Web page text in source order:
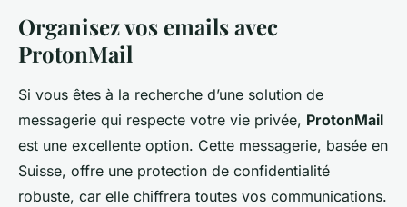
Organisez vos emails avec
ProtonMail
Si vous êtes à la recherche d’une solution de
messagerie qui respecte votre vie privée, ProtonMail
est une excellente option. Cette messagerie, basée en
Suisse, offre une protection de confidentialité
robuste, car elle chiffrera toutes vos communications.